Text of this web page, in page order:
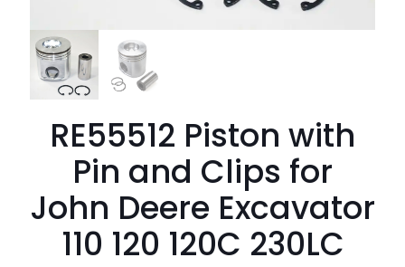
RE55512 Piston with
Pin and Clips for
John Deere Excavator
110 120 120C 230LC